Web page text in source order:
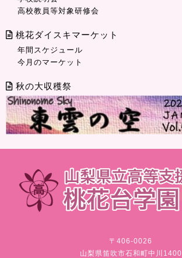
高校教員等対象研修会
桃花ダイスキマーケット
年間スケジュール
今月のマーケット
秋の大収穫祭
〒406-0026
山梨県笛吹市石和町中川1400